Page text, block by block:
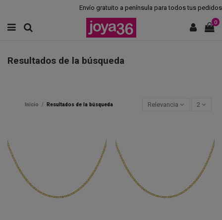
Envío gratuito a península para todos tus pedidos.
0
Resultados de la búsqueda
Inicio Resultados de la búsqueda Relevancia 2